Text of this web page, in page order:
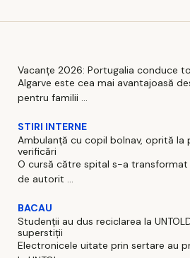
Vacanțe 2026: Portugalia conduce
Algarve este cea mai avantajoasă
pentru familii ...
STIRI INTERNE
Ambulanță cu copil bolnav, oprită la
verificări
O cursă către spital s-a
de autorit ...
BACAU
Studenții au dus reciclarea la
superstiții
Electronicele uitate prin sertare au